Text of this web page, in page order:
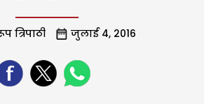
त्रिपाठी जुलाई 4, 2016